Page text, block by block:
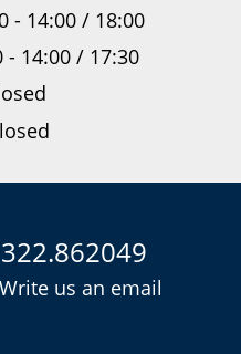
- 14:00 / 18:00
- 14:00 / 17:30
Write us an email